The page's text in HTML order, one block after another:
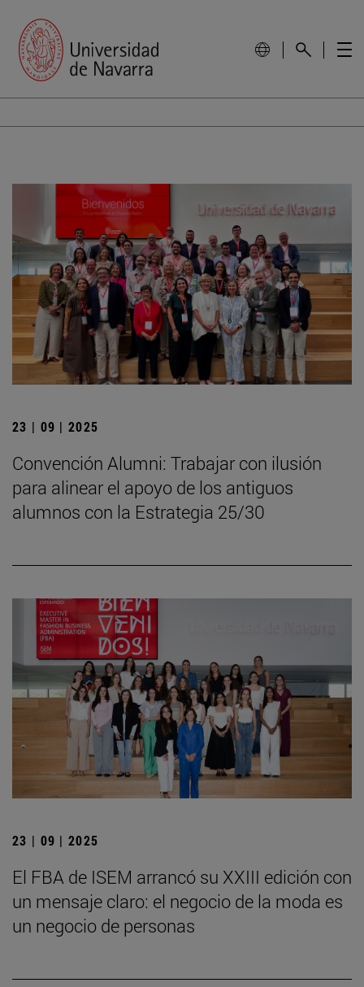
23 | 09 | 2025
Convención Alumni: Trabajar con ilusión
para alinear el apoyo de los antiguos
alumnos con la Estrategia 25/30
23 | 09 | 2025
El FBA de ISEM arrancó su XXIII edición con
un mensaje claro: el negocio de la moda es
un negocio de personas